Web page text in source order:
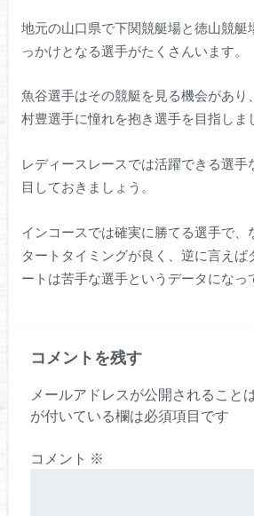
地元の山口県で下関競艇場と徳山競艇
っかけとなる選手がたくさんいます。
魚谷選手はその競艇を見る機会があり
村豊選手に憧れを抱き選手を目指しま
レディースレースでは活躍できる選手
目しておきましょう。
インコースでは確実に勝てる選手で、
タートタイミングが良く、逆に言えば
ートは苦手な選手というデータになっ
コメントを残す
メールアドレスが公開されること
が付いている欄は必須項目です
コメント ※